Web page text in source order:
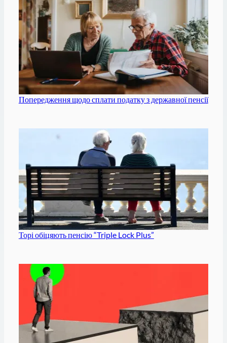
Попередження щодо сплати податку з державної пенсії
Торі обіцяють пенсію “Triple Lock Plus”